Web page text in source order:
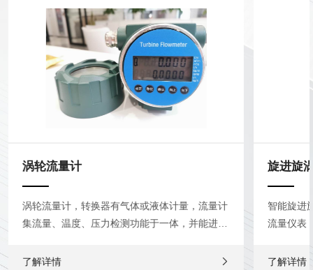
涡轮流量计
涡轮流量计，转换器有气体或液体计量，流量计
集流量、温度、压力检测功能于一体，并能进行
了解详情
旋进旋
智能旋进
流量仪表
了解详情